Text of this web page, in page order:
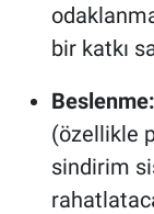
bir katkı
Beslenme:
(özellikle
sindirim